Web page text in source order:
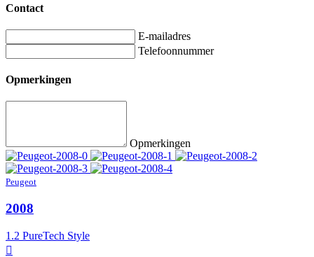
Contact
E-mailadres
Telefoonnummer
Opmerkingen
Opmerkingen
Peugeot
2008
1.2 PureTech Style